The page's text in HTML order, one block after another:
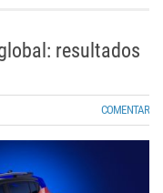
resultados
COMENTAR